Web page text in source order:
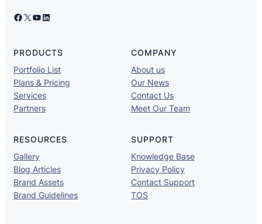
Facebook X YouTube LinkedIn
PRODUCTS
Portfolio List
Plans & Pricing
Services
Partners
COMPANY
About us
Our News
Contact Us
Meet Our Team
RESOURCES
Gallery
Blog Articles
Brand Assets
Brand Guidelines
SUPPORT
Knowledge Base
Privacy Policy
Contact Support
TOS